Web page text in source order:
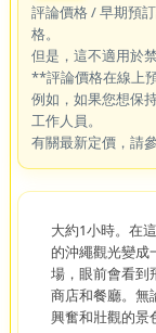
評論價格 / 早期預
格。
但是，這不適用於
**評論價格在線上
例如，如果您想保
工作人員。
有關最新定價，請
大約1小時。在
的沖繩觀光變成
場，眼前會看到
商店和餐廳。無
興奮和壯觀的景